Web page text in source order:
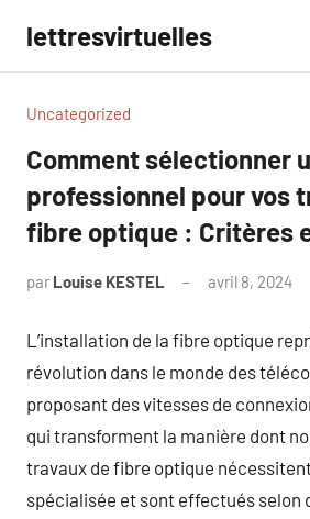
contenu
lettresvirtuelles
Uncategorized
Comment sélectionner
professionnel pour vos
fibre optique : Critères
par Louise KESTEL avril 8, 2024
L’installation de la fibre optique
révolution dans le monde des
proposant des vitesses de
qui transforment la manière dont
travaux de fibre optique
spécialisée et sont effectués selon